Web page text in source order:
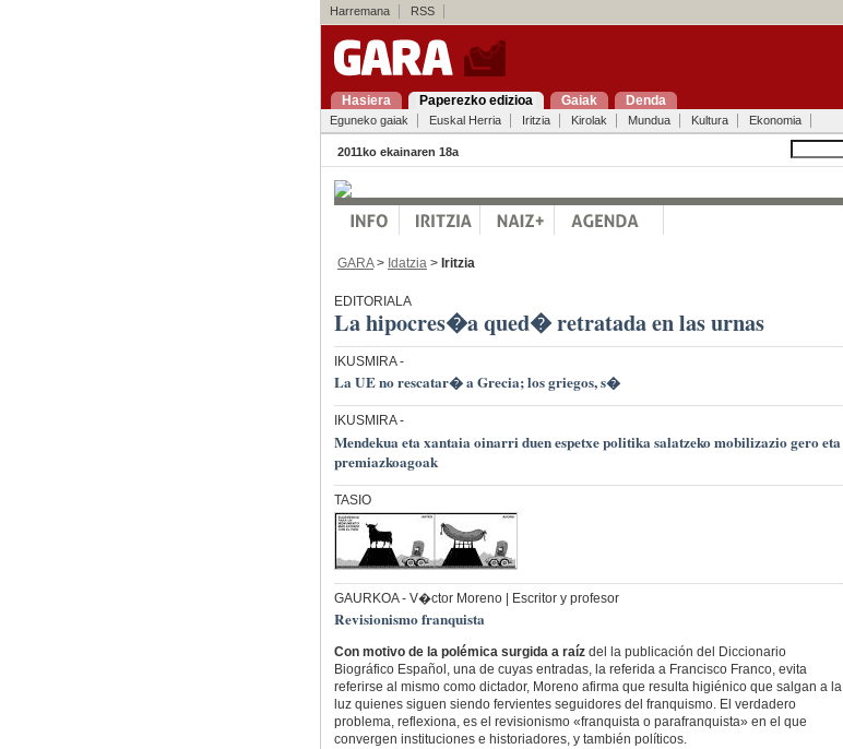
Harremana RSS
Hasiera Paperezko edizioa Gaiak Denda
Eguneko gaiak Euskal Herria Iritzia Kirolak Mundua Kultura Ekonomia
2011ko ekainaren 18a
GARA> Idatzia > Iritzia
EDITORIALA
La hipocres�a qued� retratada en las urnas
IKUSMIRA-
La UE no rescatar� a Grecia; los griegos, s�
IKUSMIRA-
Mendekua eta xantaia oinarri duen espetxe politika salatzeko mobilizazio gero eta
premiazkoagoak
TASIO
GAURKOA- V�ctor Moreno | Escritor y profesor
Revisionismo franquista
Con motivo de la polémica surgida a raízdel la publicación del Diccionario
Biográfico Español, una de cuyas entradas, la referida a Francisco Franco, evita
referirse al mismo como dictador, Moreno afirma que resulta higiénico que salgan a la
luz quienes siguen siendo fervientes seguidores del franquismo. El verdadero
problema, reflexiona, es el revisionismo «franquista o parafranquista» en el que
convergen instituciones e historiadores, y también políticos.